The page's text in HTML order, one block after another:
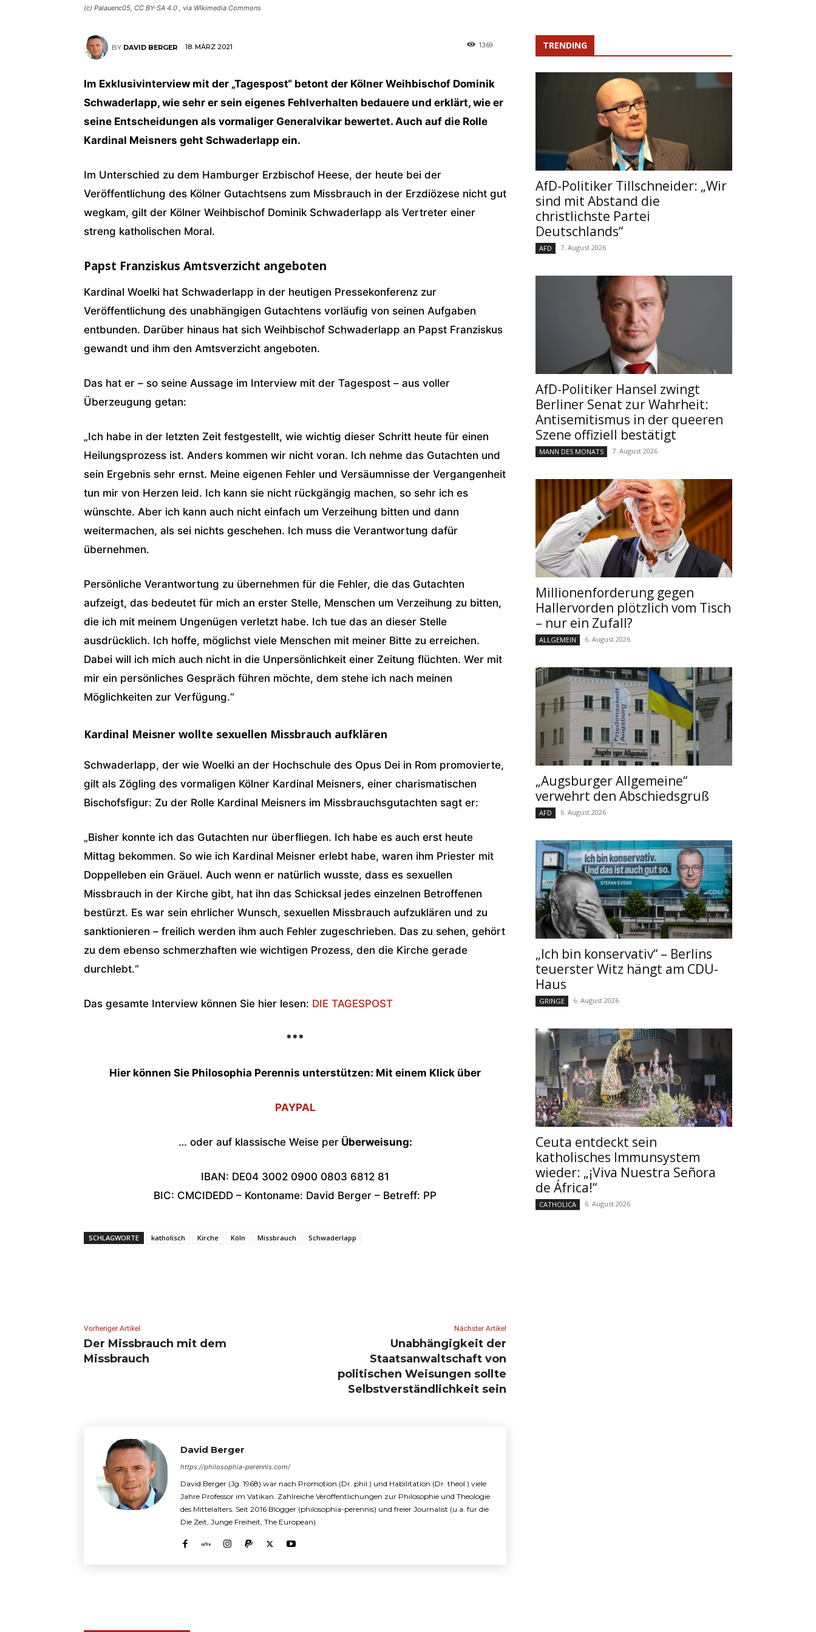
(c) Palauenc05, CC BY-SA 4.0 , via Wikimedia Commons
BY DAVID BERGER 18. MÄRZ 2021 1369
Im Exklusivinterview mit der „Tagespost“ betont der Kölner Weihbischof Dominik
Schwaderlapp, wie sehr er sein eigenes Fehlverhalten bedauere und erklärt, wie er
seine Entscheidungen als vormaliger Generalvikar bewertet. Auch auf die Rolle
Kardinal Meisners geht Schwaderlapp ein.
Im Unterschied zu dem Hamburger Erzbischof Heese, der heute bei der
Veröffentlichung des Kölner Gutachtsens zum Missbrauch in der Erzdiözese nicht gut
wegkam, gilt der Kölner Weihbischof Dominik Schwaderlapp als Vertreter einer
streng katholischen Moral.
Papst Franziskus Amtsverzicht angeboten
Kardinal Woelki hat Schwaderlapp in der heutigen Pressekonferenz zur
Veröffentlichung des unabhängigen Gutachtens vorläufig von seinen Aufgaben
entbunden. Darüber hinaus hat sich Weihbischof Schwaderlapp an Papst Franziskus
gewandt und ihm den Amtsverzicht angeboten.
Das hat er – so seine Aussage im Interview mit der Tagespost – aus voller
Überzeugung getan:
„Ich habe in der letzten Zeit festgestellt, wie wichtig dieser Schritt heute für einen
Heilungsprozess ist. Anders kommen wir nicht voran. Ich nehme das Gutachten und
sein Ergebnis sehr ernst. Meine eigenen Fehler und Versäumnisse der Vergangenheit
tun mir von Herzen leid. Ich kann sie nicht rückgängig machen, so sehr ich es
wünschte. Aber ich kann auch nicht einfach um Verzeihung bitten und dann
weitermachen, als sei nichts geschehen. Ich muss die Verantwortung dafür
übernehmen.
Persönliche Verantwortung zu übernehmen für die Fehler, die das Gutachten
aufzeigt, das bedeutet für mich an erster Stelle, Menschen um Verzeihung zu bitten,
die ich mit meinem Ungenügen verletzt habe. Ich tue das an dieser Stelle
ausdrücklich. Ich hoffe, möglichst viele Menschen mit meiner Bitte zu erreichen.
Dabei will ich mich auch nicht in die Unpersönlichkeit einer Zeitung flüchten. Wer mit
mir ein persönliches Gespräch führen möchte, dem stehe ich nach meinen
Möglichkeiten zur Verfügung.“
Kardinal Meisner wollte sexuellen Missbrauch aufklären
Schwaderlapp, der wie Woelki an der Hochschule des Opus Dei in Rom promovierte,
gilt als Zögling des vormaligen Kölner Kardinal Meisners, einer charismatischen
Bischofsfigur: Zu der Rolle Kardinal Meisners im Missbrauchsgutachten sagt er:
„Bisher konnte ich das Gutachten nur überfliegen. Ich habe es auch erst heute
Mittag bekommen. So wie ich Kardinal Meisner erlebt habe, waren ihm Priester mit
Doppelleben ein Gräuel. Auch wenn er natürlich wusste, dass es sexuellen
Missbrauch in der Kirche gibt, hat ihn das Schicksal jedes einzelnen Betroffenen
bestürzt. Es war sein ehrlicher Wunsch, sexuellen Missbrauch aufzuklären und zu
sanktionieren – freilich werden ihm auch Fehler zugeschrieben. Das zu sehen, gehört
zu dem ebenso schmerzhaften wie wichtigen Prozess, den die Kirche gerade
durchlebt.“
Das gesamte Interview können Sie hier lesen: DIE TAGESPOST
***
Hier können Sie Philosophia Perennis unterstützen: Mit einem Klick über
PAYPAL
… oder auf klassische Weise perÜberweisung:
IBAN: DE04 3002 0900 0803 6812 81
BIC: CMCIDEDD – Kontoname: David Berger – Betreff: PP
SCHLAGWORTE katholisch Kirche Köln Missbrauch Schwaderlapp
Vorheriger Artikel
Der Missbrauch mit dem
Missbrauch
Nächster Artikel
Unabhängigkeit der
Staatsanwaltschaft von
politischen Weisungen sollte
Selbstverständlichkeit sein
David Berger
https://philosophia-perennis.com/
David Berger (Jg. 1968) war nach Promotion (Dr. phil.) und Habilitation (Dr. theol.) viele
Jahre Professor im Vatikan. Zahlreiche Veröffentlichungen zur Philosophie und Theologie
des Mittelalters. Seit 2016 Blogger (philosophia-perennis) und freier Journalist (u.a. für die
Die Zeit, Junge Freiheit, The European).
TRENDING
AfD-Politiker Tillschneider: „Wir
sind mit Abstand die
christlichste Partei
Deutschlands“
AFD 7. August 2026
AfD-Politiker Hansel zwingt
Berliner Senat zur Wahrheit:
Antisemitismus in der queeren
Szene offiziell bestätigt
MANN DES MONATS 7. August 2026
Millionenforderung gegen
Hallervorden plötzlich vom Tisch
– nur ein Zufall?
ALLGEMEIN 6. August 2026
„Augsburger Allgemeine“
verwehrt den Abschiedsgruß
AFD 6. August 2026
„Ich bin konservativ“ – Berlins
teuerster Witz hängt am CDU-
Haus
GRINGE 6. August 2026
Ceuta entdeckt sein
katholisches Immunsystem
wieder: „¡Viva Nuestra Señora
de África!“
CATHOLICA 6. August 2026